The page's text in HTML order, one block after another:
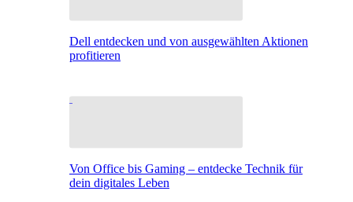
Dell entdecken und von ausgewählten Aktionen
profitieren
Von Office bis Gaming – entdecke Technik für
dein digitales Leben